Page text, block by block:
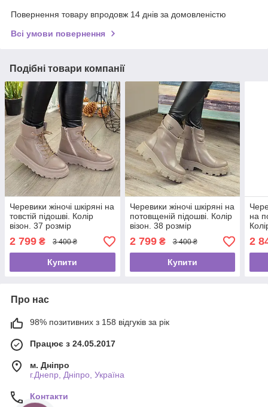
Повернення товару впродовж 14 днів за домовленістю
Всі умови повернення
Подібні товари компанії
Черевики жіночі шкіряні на
товстій підошві. Колір
візон. 37 розмір
2 799 ₴ 3 400 ₴
Купити
Черевики жіночі шкіряні на
потовщеній підошві. Колір
візон. 38 розмір
2 799₴ 3 400 ₴
Купити
на
2
Про нас
98% позитивних з 158 відгуків за рік
Працює з 24.05.2017
м. Дніпро
г.Днепр, Дніпро, Україна
Контакти